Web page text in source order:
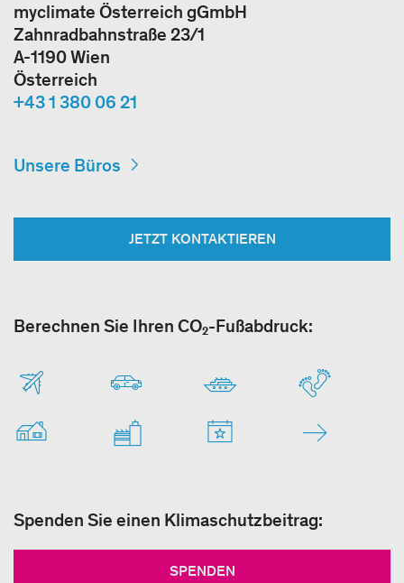
myclimate Österreich gGmbH
Zahnradbahnstraße 23/1
A-1190 Wien
Österreich
+43 1 380 06 21
Unsere Büros
JETZT KONTAKTIEREN
Berechnen Sie Ihren CO₂-Fußabdruck:
Spenden Sie einen Klimaschutzbeitrag:
SPENDEN